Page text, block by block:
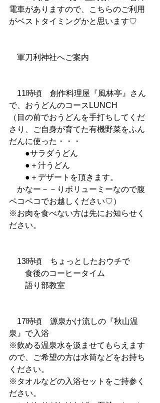
電車がありますので、こちらのご利用
がベストタイミングかと思います♡
軍刀利神社へご案内
11時頃　創作料理屋『風林亭』さん
で、おうどんのコースLUNCH
（目の前でおうどんを手打ちしてくだ
さり、ご自身が育てた有機野菜をふん
だんに使った・・・
●サラダうどん
●＋汁うどん
●＋デザートを頂きます。
かなー－－りボリューミーなので腹
ペコペコでお越しください♡）
※お肉を食べない方は先にお知らせく
ださい。
13時頃　ちょっとしたおウチで
食後のコーヒータイム
語り部教室
17時頃　源泉かけ流しの『秋山温
泉』で入浴
※飲める温泉水を汲ませてもらえます
ので、ご希望の方は水筒などをお持ち
ください。
※タオルなどの入浴セットをご持参く
ださい。